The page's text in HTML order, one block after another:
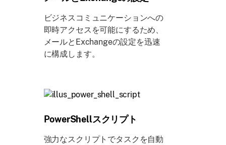
ビジネスコミュニケーションへの
即時アクセスを可能にするため、
メールとExchangeの設定を迅速
に構成します。
PowerShellスクリプト
強力なスクリプトでタスクを自動